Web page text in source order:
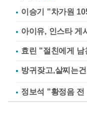
이승기 "차가원
아이유, 인스타 게
효린 "절친에게 남
정보석 "황정음